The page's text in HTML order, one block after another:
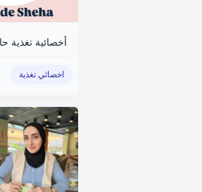
أخصائية تغذية
اخصائي تغذية